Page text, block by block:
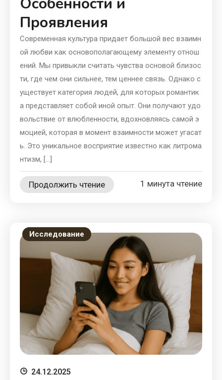
Проявления
Современная культура придает большой вес взаимн
ой любви как основополагающему элементу отнош
ений. Мы привыкли считать чувства основой близос
ти, где чем они сильнее, тем ценнее связь. Однако с
уществует категория людей, для которых романтик
а представляет собой иной опыт. Они получают удо
вольствие от влюбленности, вдохновляясь самой э
моцией, которая в момент взаимности может угасат
ь. Это уникальное восприятие известно как литрома
нтизм, […]
Продолжить чтение 1 минута чтение
Исследование
24.12.2025